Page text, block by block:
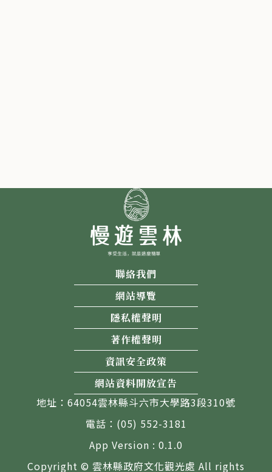
聯絡我們
網站導覽
隱私權聲明
著作權聲明
資訊安全政策
網站資料開放宣告
地址：64054雲林縣斗六市大學路3段310號
電話：(05) 552-3181
App Version : 0.1.0
Copyright © 雲林縣政府文化觀光處 All rights